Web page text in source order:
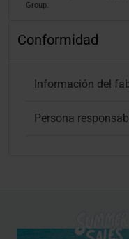
Group.
Conformidad
Información del
Persona